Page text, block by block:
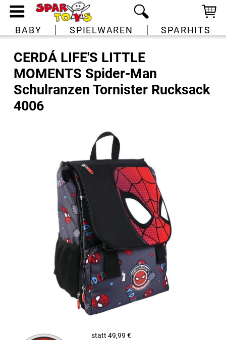
BABY SPIELWAREN SPARHITS
CERDÁ LIFE'S LITTLE
MOMENTS Spider-Man
Schulranzen Tornister Rucksack
4006
statt 49,99 €